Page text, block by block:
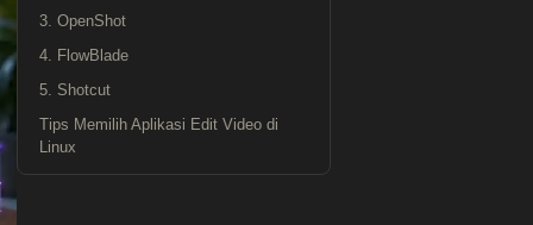
3. OpenShot
4. FlowBlade
5. Shotcut
Tips Memilih Aplikasi Edit Video di
Linux